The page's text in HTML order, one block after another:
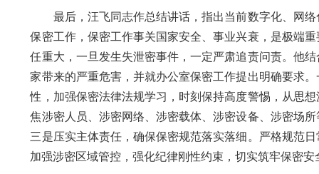
最后，汪飞同志作总结讲话，指出当前数字化、网络
保密工作，保密工作事关国家安全、事业兴衰，是极端
任重大，一旦发生失泄密事件，一定严肃追责问责。他
家带来的严重危害，并就办公室保密工作提出明确要求
性，加强保密法律法规学习，时刻保持高度警惕，从思
焦涉密人员、涉密网络、涉密载体、涉密设备、涉密场
三是压实主体责任，确保保密规范落实落细。严格规范
加强涉密区域管控，强化纪律刚性约束，切实筑牢保密安